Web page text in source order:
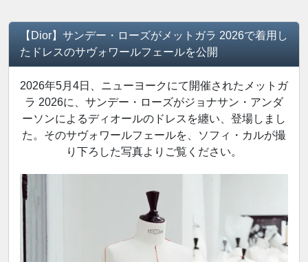
【Dior】サンデー・ローズがメットガラ 2026で着用し
たドレスのサヴォワールフェールを公開
2026年5月4日、ニューヨークにて開催されたメットガ
ラ 2026に、サンデー・ローズがジョナサン・アンダ
ーソンによるディオールのドレスを纏い、登場しまし
た。そのサヴォワールフェールを、ソフィ・カルが撮
り下ろした写真よりご覧ください。